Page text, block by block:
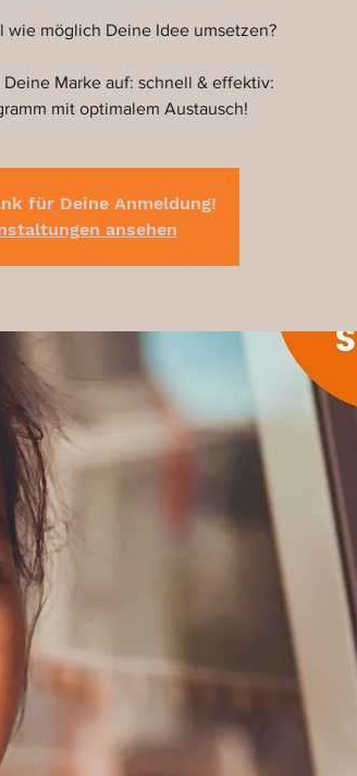
wie möglich Deine Idee umsetzen?
Marke auf: schnell & effektiv:
mit optimalem Austausch!
für Deine Anmeldung!
ansehen